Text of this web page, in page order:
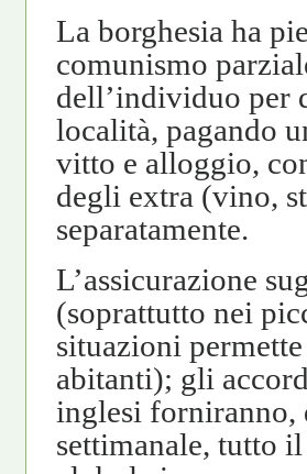
La borghesia ha
comunismo
dell’individuo per
località, pagando
vitto e alloggio,
degli extra (vino,
separatamente.
L’assicurazione
(soprattutto nei
situazioni
abitanti); gli
inglesi forniranno,
settimanale, tutto